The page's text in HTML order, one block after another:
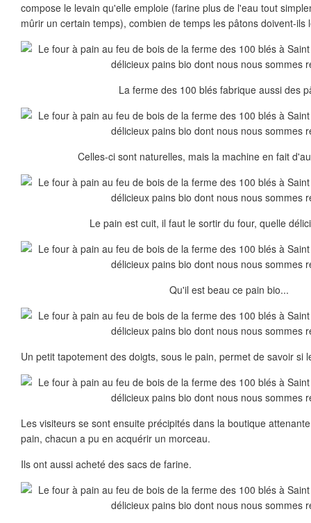
compose le levain qu'elle emploie (farine plus de l'eau tout
mûrir un certain temps), combien de temps les pâtons doivent-ils
La ferme des 100 blés fabrique aussi des
Celles-ci sont naturelles, mais la machine en fait
Le pain est cuit, il faut le sortir du four, quelle
Qu'il est beau ce pain bio...
Un petit tapotement des doigts, sous le pain, permet de savoir si
Les visiteurs se sont ensuite précipités dans la boutique
pain, chacun a pu en acquérir un morceau.
Ils ont aussi acheté des sacs de farine.